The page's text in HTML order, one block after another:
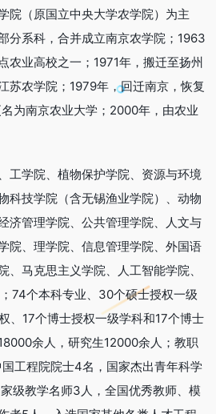
院（原国立中央大学农学院）为主
分系科，合并成立南京农学院；1963
农业高校之一；1971年，搬迁至扬州
苏农学院；1979年，回迁南京，恢复
为南京农业大学；2000年，由农业
工学院、植物保护学院、资源与环境
科技学院（含无锡渔业学院）、动物
济管理学院、公共管理学院、人文与
院、理学院、信息管理学院、外国语
、马克思主义学院、人工智能学院、
74个本科专业、30个硕士授权一级
、17个博士授权一级学科和17个博士
余人，研究生12000余人；教职
工程院院士4名，国家杰出青年科学
级教学名师3人，全国优秀教师、模